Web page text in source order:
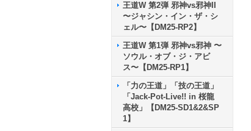
王道W 第2弾 邪神vs邪神II
〜ジャシン・イン・ザ・シ
ェル〜【DM25-RP2】
王道W 第1弾 邪神vs邪神 〜
ソウル・オブ・ジ・アビ
ス〜【DM25-RP1】
「力の王道」「技の王道」
「Jack-Pot-Live!! in 桜龍
高校」【DM25-SD1&2&SP
1】